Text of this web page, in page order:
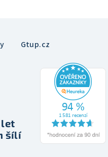
Gtup.cz
let
šílí